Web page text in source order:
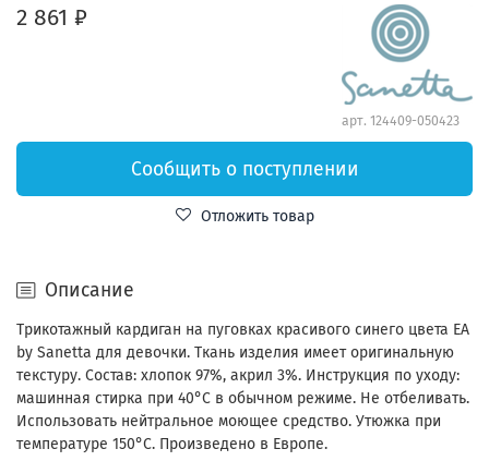
2 861 ₽
арт. 124409-050423
Сообщить о поступлении
Отложить товар
Описание
Трикотажный кардиган на пуговках красивого синего цвета EA
by Sanetta для девочки. Ткань изделия имеет оригинальную
текстуру. Состав: хлопок 97%, акрил 3%. Инструкция по уходу:
машинная стирка при 40°С в обычном режиме. Не отбеливать.
Использовать нейтральное моющее средство. Утюжка при
температуре 150°С. Произведено в Европе.